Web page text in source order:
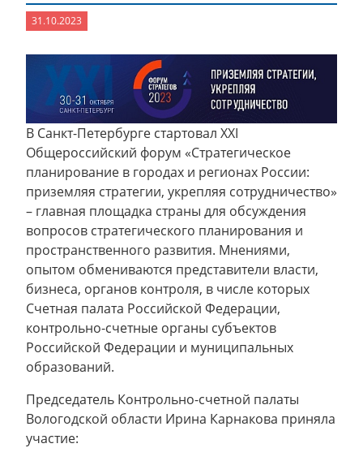
31.10.2023
В Санкт-Петербурге стартовал XXI
Общероссийский форум «Стратегическое
планирование в городах и регионах России:
приземляя стратегии, укрепляя сотрудничество»
– главная площадка страны для обсуждения
вопросов стратегического планирования и
пространственного развития. Мнениями,
опытом обмениваются представители власти,
бизнеса, органов контроля, в числе которых
Счетная палата Российской Федерации,
контрольно-счетные органы субъектов
Российской Федерации и муниципальных
образований.
Председатель Контрольно-счетной палаты
Вологодской области Ирина Карнакова приняла
участие: